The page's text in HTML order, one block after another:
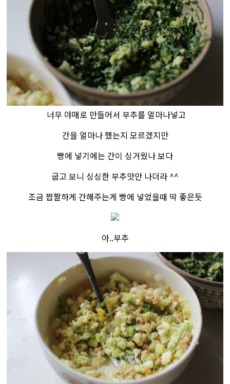
너무 야매로 만들어서 부추를 얼마나넣고
간을 얼마나 했는지 모르겠지만
빵에 넣기에는 간이 싱거웠나 보다
굽고 보니 싱싱한 부추맛만 나더라 ^^
조금 짭짤하게 간해주는게 빵에 넣었을때 딱 좋은듯
아..부추​